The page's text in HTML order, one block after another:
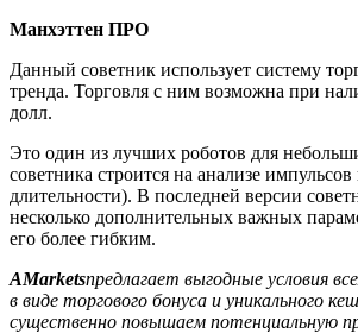
Манхэттен ПРО
Данный советник использует систему
тренда. Торговля с ним возможна при
долл.
Это один из лучших роботов для
советника строится на анализе
длительности). В последней версии
несколько дополнительных важных
его более гибким.
AMarketsпредлагает выгодные условия
в виде торгового бонуса и уникального
существенно повышаем потенциальную